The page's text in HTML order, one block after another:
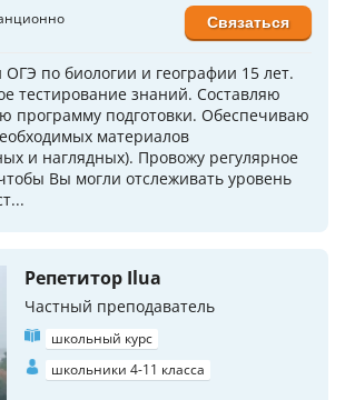
ОГЭ по биологии и географии 15 лет.
тестирование знаний. Составляю
программу подготовки. Обеспечиваю
материалов
и наглядных). Провожу регулярное
Вы могли отслеживать уровень
Связаться
Репетитор Ilua
Частный преподаватель
школьный курс
школьники 4-11 класса